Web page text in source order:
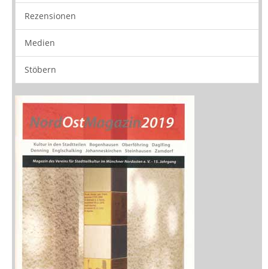
Vorschau
Buchtipps
Rezensionen
Medien
Stöbern